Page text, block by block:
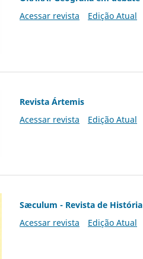
Acessar revista
Edição Atual
Revista Ártemis
Acessar revista
Edição Atual
Sæculum - Revista de História
Acessar revista
Edição Atual